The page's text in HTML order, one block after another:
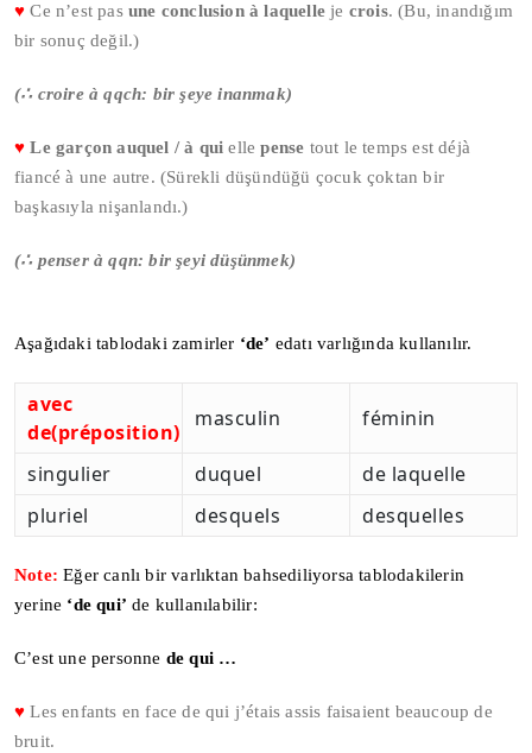
♥ Ce n’est pasune conclusion à laquelle je crois. (Bu, inandığım
bir sonuç değil.)
(∴ croire à qqch: bir şeye inanmak)
♥ Le garçon auquel / à qui ellepense tout le temps est déjà
fiancé à une autre. (Sürekli düşündüğü çocuk çoktan bir
başkasıyla nişanlandı.)
(∴ penser à qqn: bir şeyi düşünmek)
Aşağıdaki tablodaki zamirler ‘de’ edatı varlığında kullanılır.
avec
de(préposition)
masculin féminin
singulier duquel
de laquelle
pluriel
desquels desquelles
Note: Eğer canlı bir varlıktan bahsediliyorsa tablodakilerin
yerine ‘de qui’ de kullanılabilir:
C’est une personne de qui …
♥ Les enfants en face de qui j’étais assis faisaient beaucoup de
bruit.